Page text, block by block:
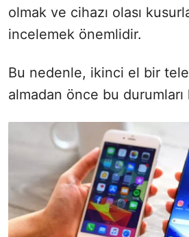
olmak ve cihazı olası
incelemek önemlidir.
Bu nedenle, ikinci el bir
almadan önce bu